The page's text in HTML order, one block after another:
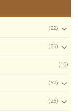
(22)
(56)
(10)
(52)
(25)